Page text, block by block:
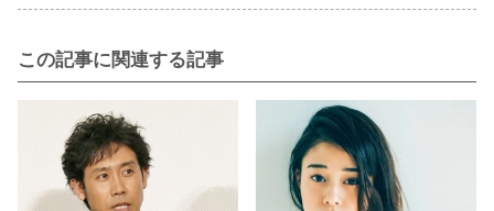
この記事に関連する記事